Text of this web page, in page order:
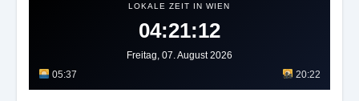
LOKALE ZEIT IN WIEN
04:21:15
Freitag, 07. August 2026
05:37
20:22